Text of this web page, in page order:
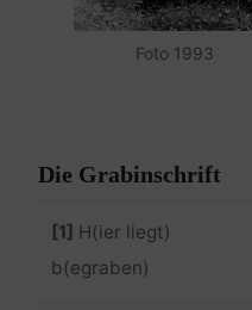
Foto 1993
Die Grabinschrift
[1] H(ier liegt)
b(egraben)